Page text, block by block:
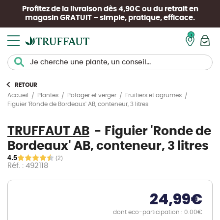
Profitez de la livraison dès 4,90€ ou du retrait en
magasin GRATUIT – simple, pratique, efficace.
RETOUR
Accueil
Plantes Potager et verger
Fruitiers et agrumes
Figuier 'Ronde de Bordeaux' AB, conteneur, 3 litres
TRUFFAUT AB
Figuier 'Ronde de
Bordeaux' AB, conteneur, 3 litres
4.5 (2)
Réf. : 492118
24,99€
dont eco-participation : 0.00€